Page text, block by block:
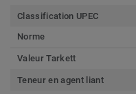
Classification UPEC
Norme
Valeur Tarkett
Teneur en agent liant